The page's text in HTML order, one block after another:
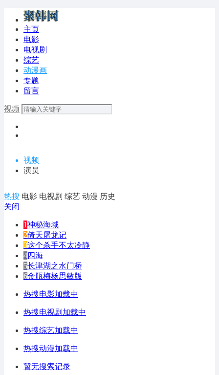
主页
电影
电视剧
综艺
动漫画
专题
留言
视频
视频
演员
热搜 电影 电视剧 综艺 动漫 历史
关闭
1神秘海域
2倚天屠龙记
3这个杀手不太冷静
4四海
5长津湖之水门桥
6金瓶梅杨思敏版
热搜电影加载中
热搜电视剧加载中
热搜综艺加载中
热搜动漫加载中
暂无搜索记录